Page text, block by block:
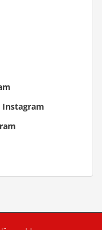
Instagram